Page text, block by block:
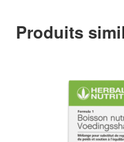
Produits